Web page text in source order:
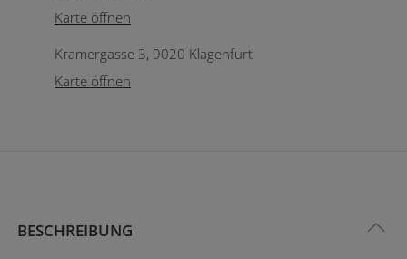
Karte öffnen
Kramergasse 3, 9020 Klagenfurt
Karte öffnen
BESCHREIBUNG